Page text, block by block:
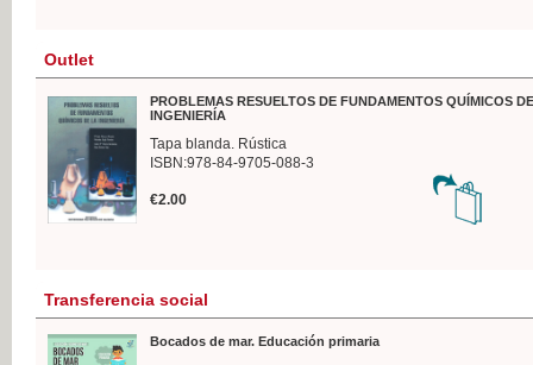
Outlet
PROBLEMAS RESUELTOS DE FUNDAMENTOS QUÍMICOS
INGENIERÍA
Tapa blanda. Rústica
ISBN:978-84-9705-088-3
€2.00
Transferencia social
Bocados de mar. Educación primaria